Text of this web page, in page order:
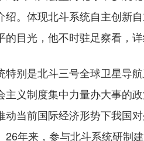
。体现北斗系统自主创新
目光，他不时驻足察看，详
别是北斗三号全球卫星导
主义制度集中力量办大事的
当前国际经济形势下我国
26年来，参与北斗系统研制